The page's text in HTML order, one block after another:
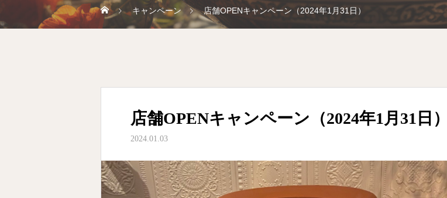
キャンペーン 店舗OPENキャンペーン（2024年1月31日）
店舗OPENキャンペーン（2024年1月31日）
2024.01.03